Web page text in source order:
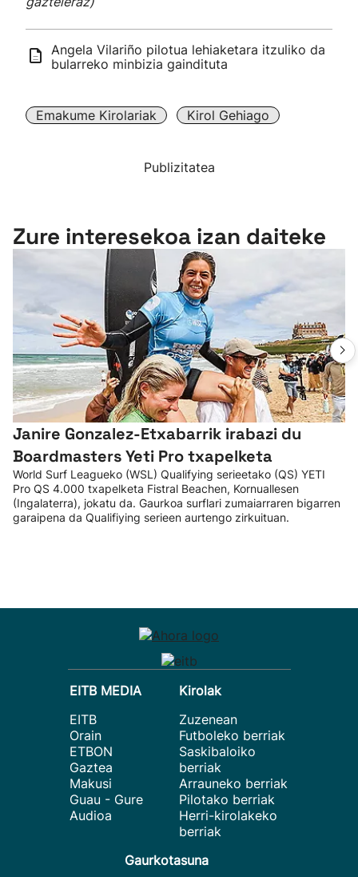
Angela Vilariño pilotua lehiaketara itzuliko da
bularreko minbizia gaindituta
Emakume Kirolariak Kirol Gehiago
Publizitatea
Zure interesekoa izan daiteke
Janire Gonzalez-Etxabarrik irabazi du
Boardmasters Yeti Pro txapelketa
World Surf Leagueko (WSL) Qualifying serieetako (QS) YETI
Pro QS 4.000 txapelketa Fistral Beachen, Kornuallesen
(Ingalaterra), jokatu da. Gaurkoa surflari zumaiarraren bigarren
garaipena da Qualifiying serieen aurtengo zirkuituan.
EITB MEDIA
EITB
Orain
ETBON
Gaztea
Makusi
Guau - Gure
Audioa
Kirolak
Zuzenean
Futboleko berriak
Saskibaloiko
berriak
Arrauneko berriak
Pilotako berriak
Herri-kirolakeko
berriak
Gaurkotasuna